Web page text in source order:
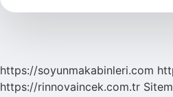
https://soyunmakabinleri.com
https://rinnovaincek.com.tr